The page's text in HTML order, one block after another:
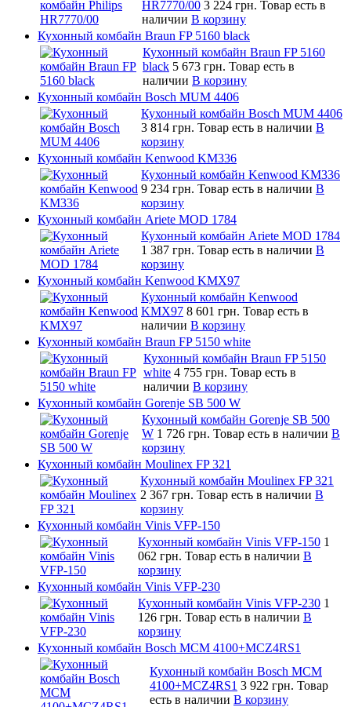
HR7770/00 3 224 грн. Товар есть в
наличии В корзину
Кухонный комбайн Braun FP 5160 black
Кухонный комбайн Braun FP 5160
black 5 673 грн. Товар есть в
наличии В корзину
Кухонный комбайн Bosch MUM 4406
Кухонный комбайн Bosch MUM 4406
3 814 грн. Товар есть в наличии В
корзину
Кухонный комбайн Kenwood KM336
Кухонный комбайн Kenwood KM336
9 234 грн. Товар есть в наличии В
корзину
Кухонный комбайн Ariete MOD 1784
Кухонный комбайн Ariete MOD 1784
1 387 грн. Товар есть в наличии В
корзину
Кухонный комбайн Kenwood KMX97
Кухонный комбайн Kenwood
KMX97 8 601 грн. Товар есть в
наличии В корзину
Кухонный комбайн Braun FP 5150 white
Кухонный комбайн Braun FP 5150
white 4 755 грн. Товар есть в
наличии В корзину
Кухонный комбайн Gorenje SB 500 W
Кухонный комбайн Gorenje SB 500
W 1 726 грн. Товар есть в наличии В
корзину
Кухонный комбайн Moulinex FP 321
Кухонный комбайн Moulinex FP 321
2 367 грн. Товар есть в наличии В
корзину
Кухонный комбайн Vinis VFP-150
Кухонный комбайн Vinis VFP-150 1
062 грн. Товар есть в наличии В
корзину
Кухонный комбайн Vinis VFP-230
Кухонный комбайн Vinis VFP-230 1
126 грн. Товар есть в наличии В
корзину
Кухонный комбайн Bosch MCM 4100+MCZ4RS1
Кухонный комбайн Bosch MCM
4100+MCZ4RS1 3 922 грн. Товар
есть в наличии В корзину